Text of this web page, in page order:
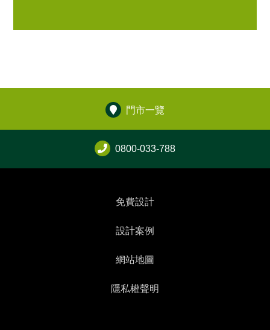
門市一覽
0800-033-788
免費設計
設計案例
網站地圖
隱私權聲明